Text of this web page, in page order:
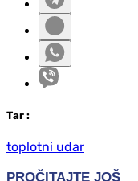
Таг :
toplotni udar